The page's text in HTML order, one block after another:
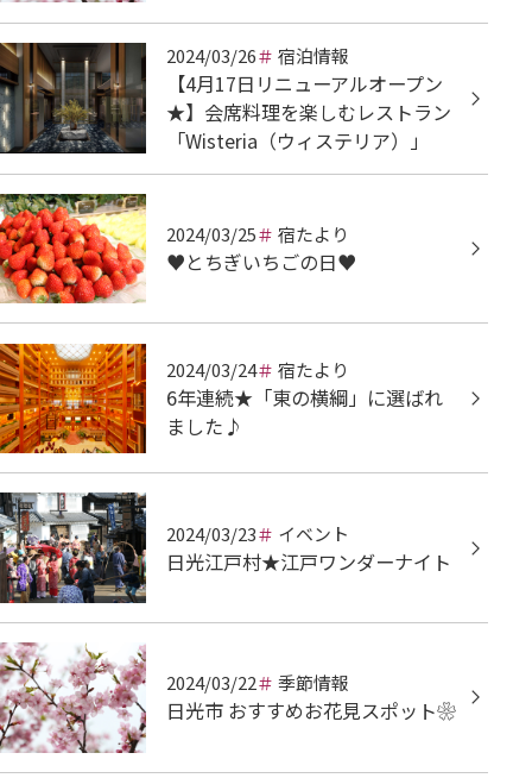
2024/03/26 宿泊情報
【4月17日リニューアルオープン
★】会席料理を楽しむレストラン
「Wisteria（ウィステリア）」
2024/03/25 宿たより
♥とちぎいちごの日♥
2024/03/24 宿たより
6年連続★「東の横綱」に選ばれ
ました♪
2024/03/23 イベント
日光江戸村★江戸ワンダーナイト
2024/03/22 季節情報
日光市 おすすめお花見スポット❀